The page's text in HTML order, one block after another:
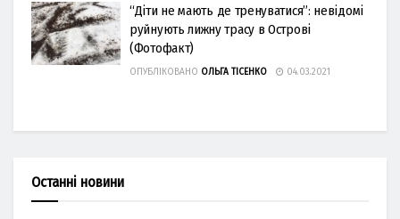
“Діти не мають де тренуватися”: невідомі
руйнують лижну трасу в Острові
(Фотофакт)
ОПУБЛІКОВАНО ОЛЬГА ТІСЕНКО 04.03.2021
Останні новини